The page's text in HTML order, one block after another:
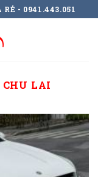
- 0941.443.051
CHU LAI